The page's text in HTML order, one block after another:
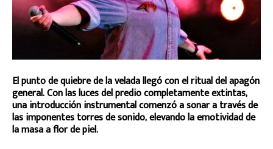
El punto de quiebre de la velada llegó con el ritual del apagón
general. Con las luces del predio completamente extintas,
una introducción instrumental comenzó a sonar a través de
las imponentes torres de sonido, elevando la emotividad de
la masa a flor de piel.